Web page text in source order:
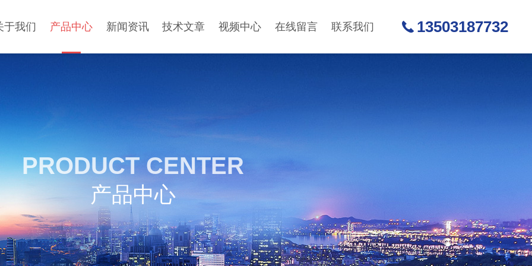
于我们 产品中心 新闻资讯 技术文章 视频中心 在线留言 联系我们 13503187732
PRODUCT CENTER
产品中心